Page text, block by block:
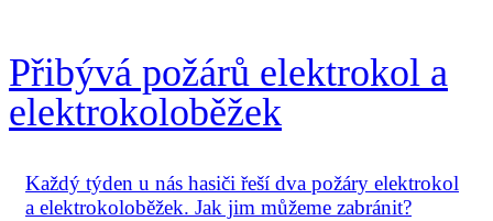
Přibývá požárů elektrokol a
elektrokoloběžek
Každý týden u nás hasiči řeší dva požáry elektrokol
a elektrokoloběžek. Jak jim můžeme zabránit?